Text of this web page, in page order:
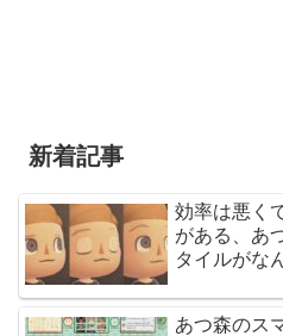
新着記事
効率は悪く
がある、あ
タイルがな
あつ森のス